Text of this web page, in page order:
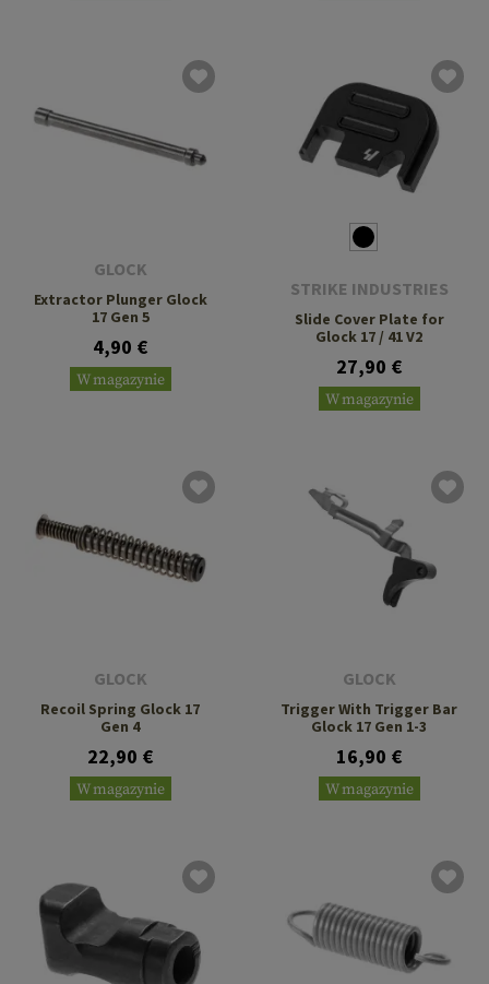
GLOCK
Extractor Plunger Glock
17 Gen 5
4,90 €
W magazynie
STRIKE INDUSTRIES
Slide Cover Plate for
Glock 17 / 41 V2
27,90 €
W magazynie
GLOCK
Recoil Spring Glock 17
Gen 4
22,90 €
W magazynie
GLOCK
Trigger With Trigger Bar
Glock 17 Gen 1-3
16,90 €
W magazynie